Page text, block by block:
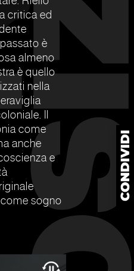
critica ed
è
almeno
è quello
nella
Il
come
anche
e
sogno